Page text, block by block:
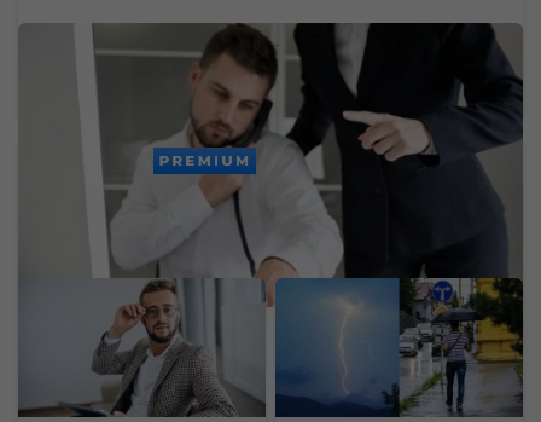
Jedna z najväčších slovenských bánk dnes mala
problémy. Výpadok zasiahol platby a ďalšie
PREMIUM
Odložil som si 70 % mzdy
a investoval 1 900 eur.
Experiment ukázal, čo
návody na bohatstvo
nespomínajú
Koniec pekelných
horúčav na Slovensku:
Teploty spadnú aj o viac
ako 10 stupňov,
meteorológovia vydali
varovania